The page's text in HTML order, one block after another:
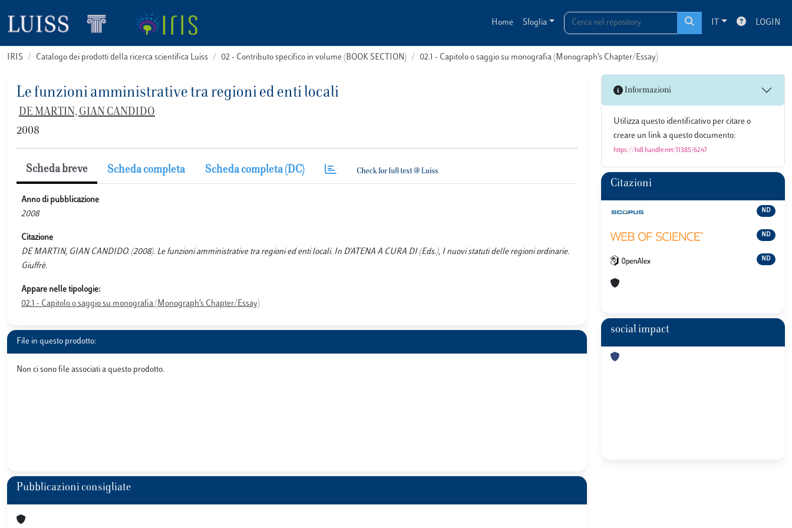
Home Sfoglia IT LOGIN
IRIS Catalogo dei prodotti della ricerca scientifica Luiss 02 - Contributo specifico in volume (BOOK SECTION) 02.1 - Capitolo o saggio su monografia (Monograph’s Chapter/Essay)
Le funzioni amministrative tra regioni ed enti locali
DE MARTIN, GIAN CANDIDO
2008
Scheda breve Scheda completa Scheda completa (DC)
Anno di pubblicazione
2008
Citazione
DE MARTIN, GIAN CANDIDO. (2008). Le funzioni amministrative tra regioni ed enti locali. In D'ATENA A CURA DI (Eds.), I nuovi statuti delle regioni ordinarie.
Giuffrè.
Appare nelle tipologie:
02.1 - Capitolo o saggio su monografia (Monograph’s Chapter/Essay)
File in questo prodotto:
Non ci sono file associati a questo prodotto.
Pubblicazioni consigliate
Informazioni
Utilizza questo identificativo per citare o
creare un link a questo documento:
https://hdl.handle.net/11385/6247
Citazioni
ND
ND
ND
social impact